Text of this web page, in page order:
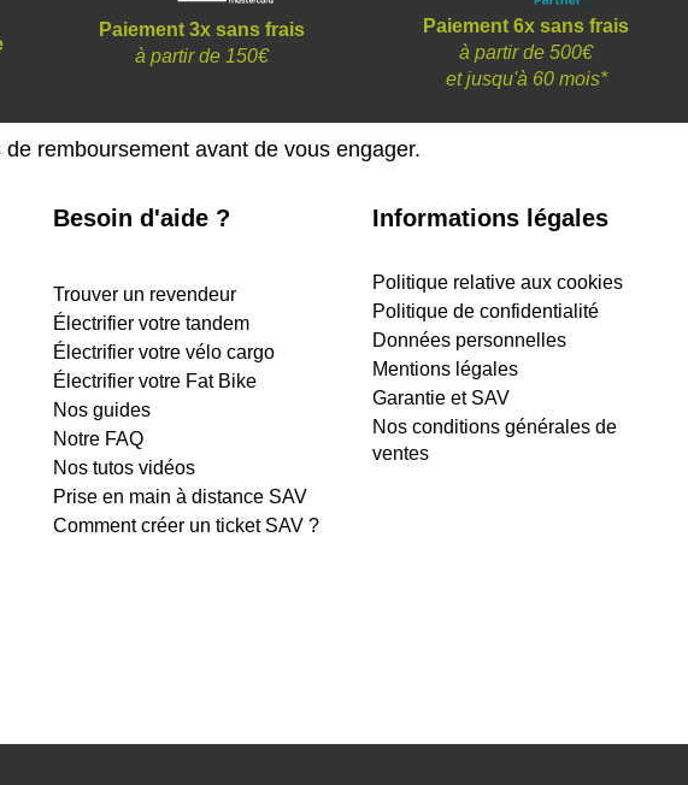
Paiement 3x sans frais
à partir de 150€
Paiement 6x sans frais
à partir de 500€
etjusqu'à 60 mois*
remboursement avant de vous engager.
Besoin d'aide ?
Trouver un revendeur
Électrifier votre tandem
Électrifier votre vélo cargo
Électrifier votre Fat Bike
Nos guides
Notre FAQ
Nos tutos vidéos
Prise en main à distance SAV
Comment créer un ticket SAV ?
Informations légales
Politique relative aux cookies
Politique de confidentialité
Données personnelles
Mentions légales
Garantie et SAV
Nos conditions générales de
ventes